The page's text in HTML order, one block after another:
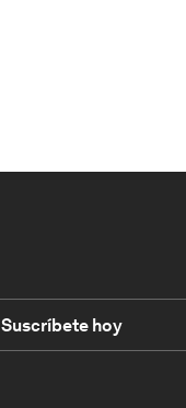
Suscríbete hoy